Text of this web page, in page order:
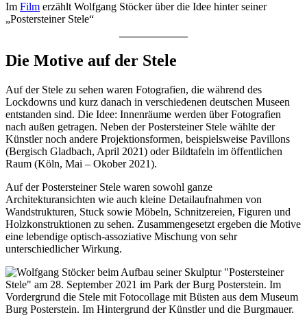
Im Film erzählt Wolfgang Stöcker über die Idee hinter seiner
„Postersteiner Stele“
Die Motive auf der Stele
Auf der Stele zu sehen waren Fotografien, die während des
Lockdowns und kurz danach in verschiedenen deutschen Museen
entstanden sind. Die Idee: Innenräume werden über Fotografien
nach außen getragen. Neben der Postersteiner Stele wählte der
Künstler noch andere Projektionsformen, beispielsweise Pavillons
(Bergisch Gladbach, April 2021) oder Bildtafeln im öffentlichen
Raum (Köln, Mai – Okober 2021).
Auf der Postersteiner Stele waren sowohl ganze
Architekturansichten wie auch kleine Detailaufnahmen von
Wandstrukturen, Stuck sowie Möbeln, Schnitzereien, Figuren und
Holzkonstruktionen zu sehen. Zusammengesetzt ergeben die Motive
eine lebendige optisch-assoziative Mischung von sehr
unterschiedlicher Wirkung.